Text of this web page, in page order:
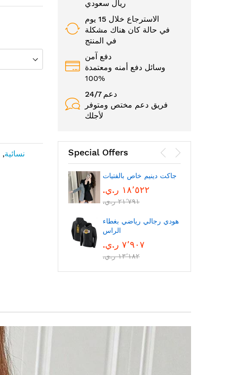
نسائية,
ريال سعودي
الاسترجاع خلال 15 يوم
في حالة كان هناك مشكلة
في المنتج
دفع آمن
وسائل دفع أمنه ومعتمدة
100%
24/7 دعم
فريق دعم مختص ومتوفر
لأجلك
Special Offers
جاكت دينيم خاص بالفتيات
١٨٬٥٢٢ ر.ي.‏
٢١٬٧٩١ ر.ي.‏
هودي رجالي رياضي بغطاء
الراس
٧٬٩٠٧ ر.ي.‏
١٣٬١٨٢ ر.ي.‏